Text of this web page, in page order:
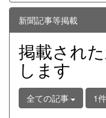
新聞記事等掲載
掲載され
します
全ての記事 1件